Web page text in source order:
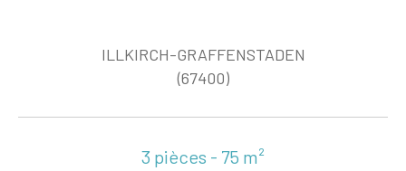
ILLKIRCH-GRAFFENSTADEN
(67400)
3 pièces - 75 m²